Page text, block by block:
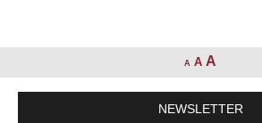
A A A
NEWSLETTER